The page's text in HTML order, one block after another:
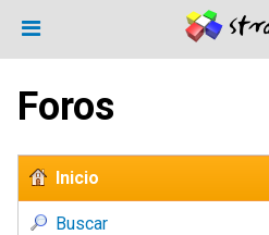
Foros
Inicio
Buscar